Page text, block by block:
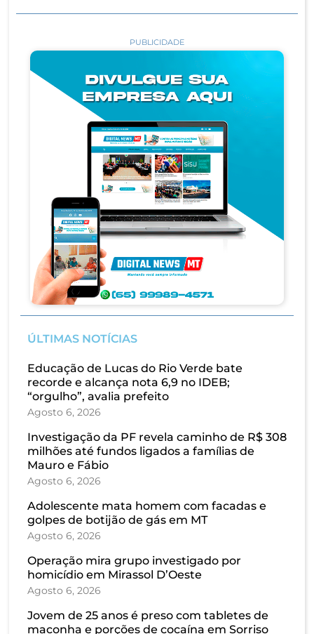
PUBLICIDADE
ÚLTIMAS NOTÍCIAS
Educação de Lucas do Rio Verde bate
recorde e alcança nota 6,9 no IDEB;
“orgulho”, avalia prefeito
Agosto 6, 2026
Investigação da PF revela caminho de R$ 308
milhões até fundos ligados a famílias de
Mauro e Fábio
Agosto 6, 2026
Adolescente mata homem com facadas e
golpes de botijão de gás em MT
Agosto 6, 2026
Operação mira grupo investigado por
homicídio em Mirassol D’Oeste
Agosto 6, 2026
Jovem de 25 anos é preso com tabletes de
maconha e porções de cocaína em Sorriso